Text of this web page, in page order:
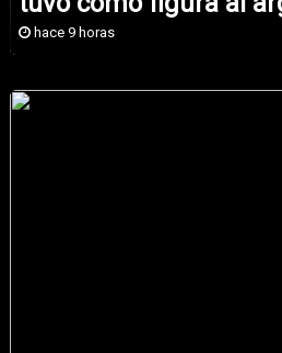
Jaime
hace 9 horas